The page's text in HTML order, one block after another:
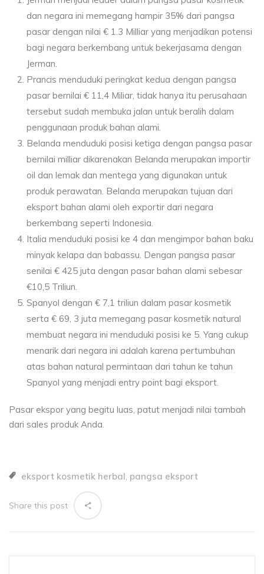
dan negara ini memegang hampir 35% dari pangsa
pasar dengan nilai € 1.3 Milliar yang menjadikan potensi
bagi negara berkembang untuk bekerjasama dengan
Jerman.
Prancis menduduki peringkat kedua dengan pangsa
pasar bernilai € 11,4 Miliar, tidak hanya itu perusahaan
tersebut sudah membuka jalan untuk beralih dalam
penggunaan produk bahan alami.
Belanda menduduki posisi ketiga dengan pangsa pasar
bernilai milliar dikarenakan Belanda merupakan importir
oil dan lemak dan mentega yang digunakan untuk
produk perawatan. Belanda merupakan tujuan dari
eksport bahan alami oleh exportir dari negara
berkembang seperti Indonesia.
Italia menduduki posisi ke 4 dan mengimpor bahan baku
minyak kelapa dan babassu. Dengan pangsa pasar
senilai € 425 juta dengan pasar bahan alami sebesar
€10,5 Triliun.
Spanyol dengan € 7,1 triliun dalam pasar kosmetik
serta € 69, 3 juta memegang pasar kosmetik natural
membuat negara ini menduduki posisi ke 5. Yang cukup
menarik dari negara ini adalah karena pertumbuhan
atas bahan natural permintaan dari tahun ke tahun
Spanyol yang menjadi entry point bagi eksport.
Pasar ekspor yang begitu luas, patut menjadi nilai tambah
dari sales produk Anda.
eksport kosmetik herbal, pangsa eksport
Share this post